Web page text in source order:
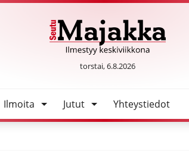
SeutuMajakka
torstai, 6.8.2026
Ilmoita Jutut Yhteystiedot